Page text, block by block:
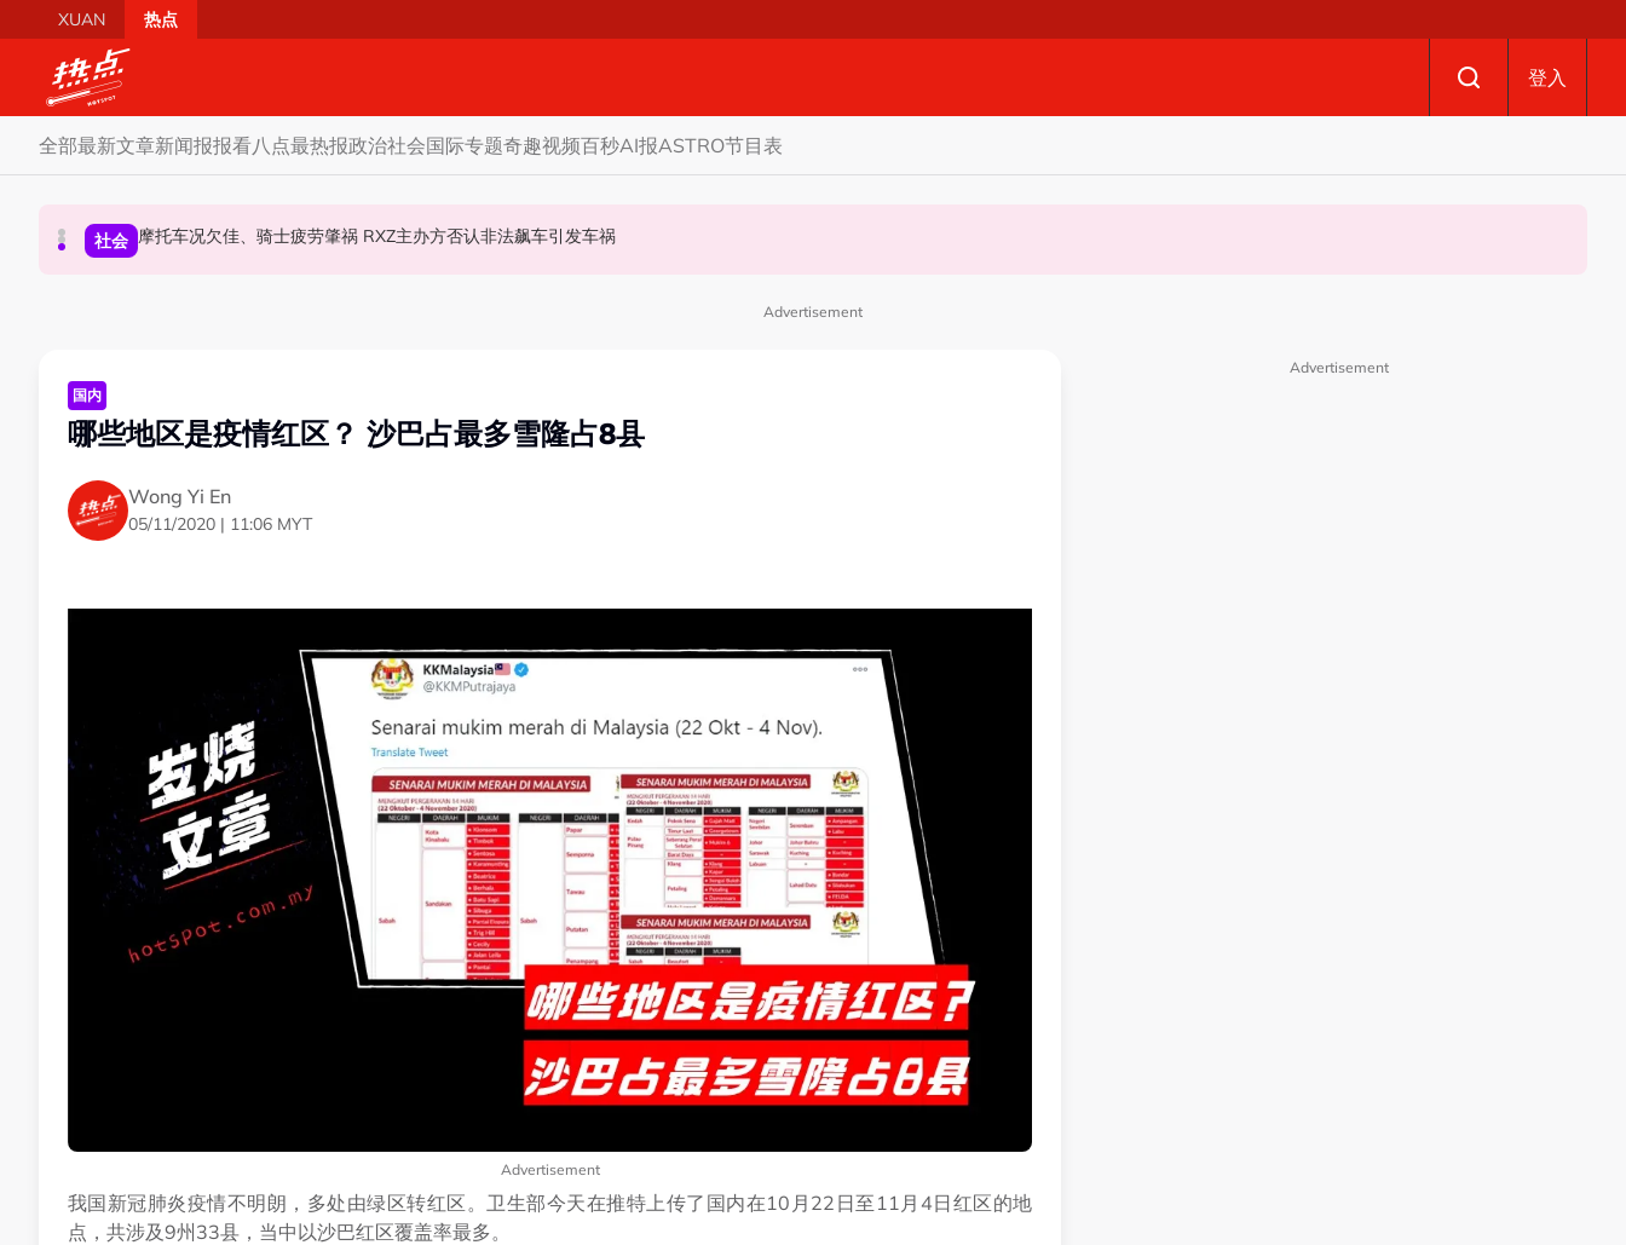
Skip to main content
XUAN 热点
登入
全部最新文章新闻报报看八点最热报政治社会国际专题奇趣视频百秒AI报ASTRO节目表
财经 SST成华商远离希盟因素？ 阿末马斯兰：华裔商家更倾向GST机制
社会 摩托车况欠佳、骑士疲劳肇祸 RXZ主办方否认非法飙车引发车祸
政治 柔森州选合作奏效 阿末马斯兰吁国阵国盟携手迎战甲州选
Advertisement
国内
哪些地区是疫情红区？ 沙巴占最多雪隆占8县
Wong Yi En
05/11/2020 | 11:06 MYT
Advertisement
我国新冠肺炎疫情不明朗，多处由绿区转红区。卫生部今天在推特上传了国内在10月22日至11月4日红区的地
点，共涉及9州33县，当中以沙巴红区覆盖率最多。
Advertisement